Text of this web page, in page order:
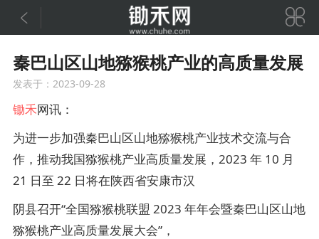
 
秦巴山区山地猕猴桃产业的高质量发展
发表于：2023-09-28
锄禾网讯：
为进一步加强秦巴山区山地猕猴桃产业技术交流与合
作，推动我国猕猴桃产业高质量发展，2023 年 10 月
21 日至 22 日将在陕西省安康市汉
阴县召开“全国猕猴桃联盟 2023 年年会暨秦巴山区山地
猕猴桃产业高质量发展大会”，